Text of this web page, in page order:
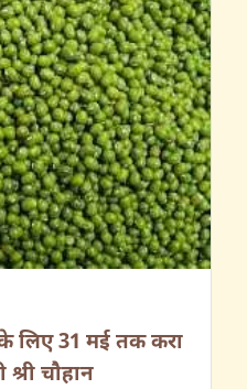
लिए 31 मई तक करा
चौहान